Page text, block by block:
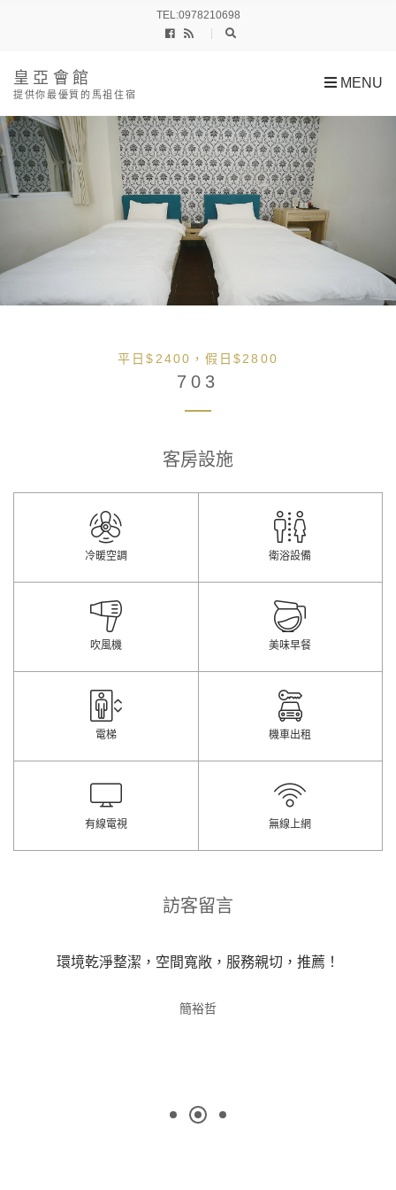
TEL:0978210698
皇亞會館
提供你最優質的馬祖住宿
MENU
平日$2400，假日$2800
703
客房設施
冷暖空調 衛浴設備
吹風機 美味早餐
電梯 機車出租
有線電視 無線上網
訪客留言
環境乾淨整潔，空間寬敞，服務親切，推薦！
簡裕哲